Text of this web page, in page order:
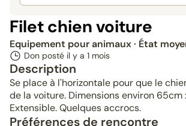
Filet chien voiture
Equipement pour animaux· État
Don posté il y a 1 mois
Description
Se place à l'horizontale pour que le
de la voiture. Dimensions environ 65cm
Extensible. Quelques accrocs.
Préférences de rencontre